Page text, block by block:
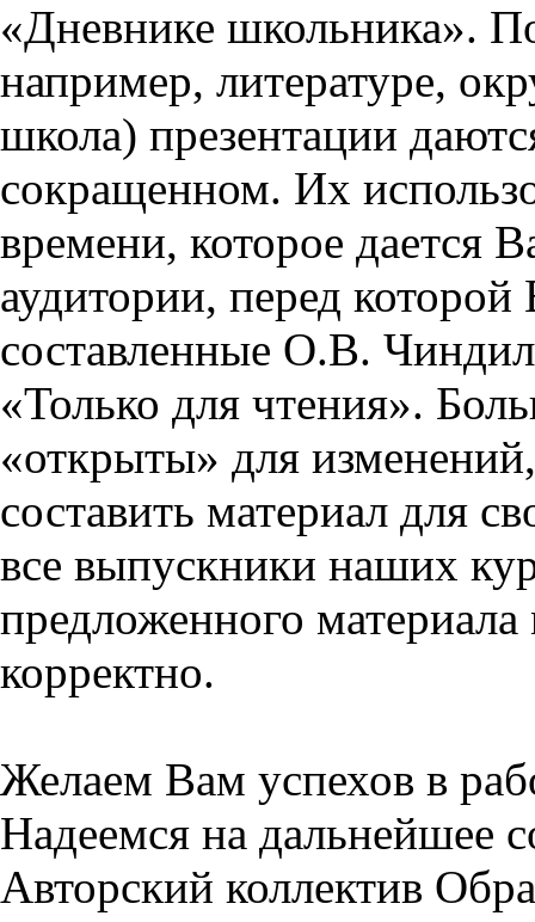
«Дневнике школьника».
например, литературе,
школа) презентации
сокращенном. Их
времени, которое дается
аудитории, перед
составленные О.В.
«Только для чтения».
«открыты» для
составить материал для
все выпускники наших
предложенного
корректно.
Желаем Вам успехов в
Надеемся на дальнейшее
Авторский коллектив